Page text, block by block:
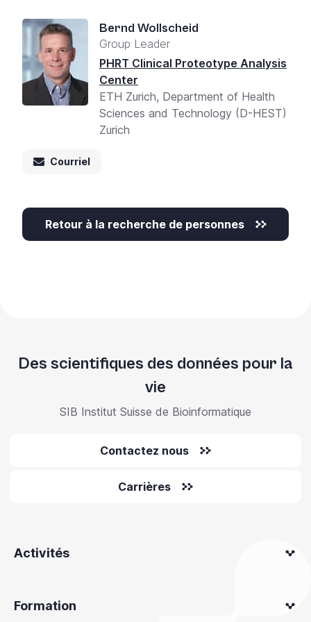
Bernd Wollscheid
Group Leader
PHRT Clinical Proteotype Analysis
Center
ETH Zurich, Department of Health
Sciences and Technology (D-HEST)
Zurich
Courriel
Retour à la recherche de personnes
Des scientifiques des données pour la
vie
SIB Institut Suisse de Bioinformatique
Contactez nous
Carrières
Activités
Formation